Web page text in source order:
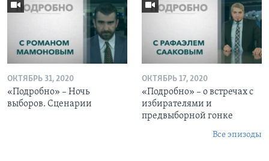
ОКТЯБРЬ 31, 2020
«Подробно» – Ночь
выборов. Сценарии
ОКТЯБРЬ 17, 2020
«Подробно» – о встречах с
избирателями и
предвыборной гонке
Все эпизоды